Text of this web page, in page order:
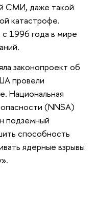
СМИ, даже такой
катастрофе.
1996 года в мире
законопроект об
провели
Национальная
(NNSA)
подземный
способность
ядерные взрывы